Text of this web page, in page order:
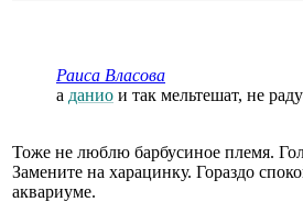
Раиса Власова
а данио и так мельтешат, не
Тоже не люблю барбусиное племя.
Замените на харацинку. Гораздо
аквариуме.